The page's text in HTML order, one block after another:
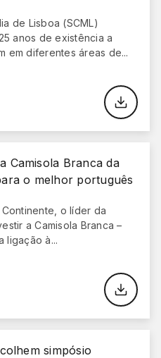
de Lisboa (SCML)
anos de existência a
em diferentes áreas de...
Camisola Branca da
o melhor português
o líder da
a Camisola Branca –
ligação à...
simpósio